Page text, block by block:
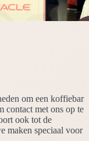
om een koffiebar
contact met ons op te
ook tot de
maken speciaal voor